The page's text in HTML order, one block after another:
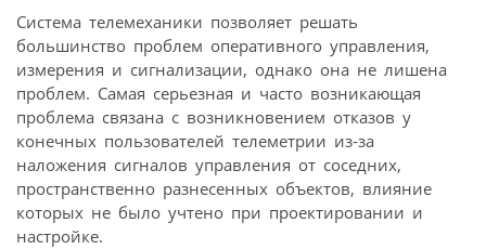
Система телемеханики позволяет решать
большинство проблем оперативного управления,
измерения и сигнализации, однако она не лишена
проблем. Самая серьезная и часто возникающая
проблема связана c возникновением отказов у
конечных пользователей телеметрии из-за
наложения сигналов управления от соседних,
пространственно разнесенных объектов, влияние
которых не было учтено при проектировании и
настройке.